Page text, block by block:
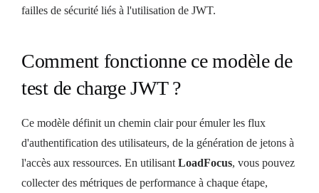
failles de sécurité liés à l'utilisation de JWT.
Comment fonctionne ce modèle de
test de charge JWT ?
Ce modèle définit un chemin clair pour émuler les flux
d'authentification des utilisateurs, de la génération de jetons à
l'accès aux ressources. En utilisant LoadFocus, vous pouvez
collecter des métriques de performance à chaque étape,